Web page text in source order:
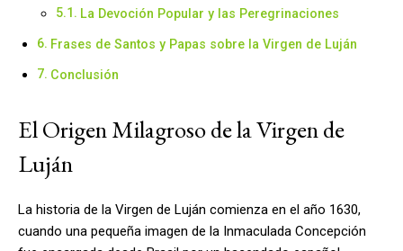
La Devoción Popular y las Peregrinaciones
Frases de Santos y Papas sobre la Virgen de Luján
Conclusión
El Origen Milagroso de la Virgen de
Luján
La historia de la Virgen de Luján comienza en el año 1630,
cuando una pequeña imagen de la Inmaculada Concepción